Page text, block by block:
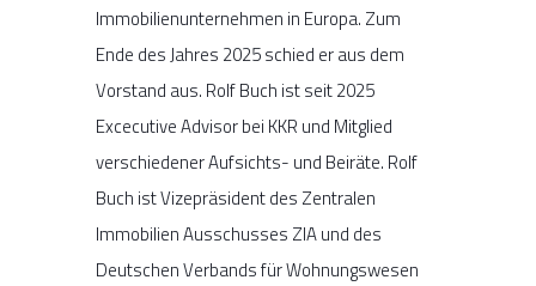
Immobilienunternehmen in Europa. Zum
Ende des Jahres 2025 schied er aus dem
Vorstand aus. Rolf Buch ist seit 2025
Excecutive Advisor bei KKR und Mitglied
verschiedener Aufsichts- und Beiräte. Rolf
Buch ist Vizepräsident des Zentralen
Immobilien Ausschusses ZIA und des
Deutschen Verbands für Wohnungswesen